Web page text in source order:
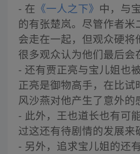
- 在 《一人之下》 中，与
的有张楚岚。尽管作者
会走在一起，但观众硬将
很多观众认为他们最后会
- 还有贾正亮与宝儿姐也
正亮是御物高手，在比试
风沙燕对他产生了意外的
- 此外，王也道长也有可
过这还有待剧情的发展来
- 另外，追求宝儿姐的还